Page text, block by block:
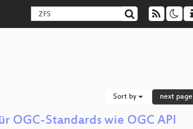
Sort by next page
OGC-Standards wie OGC API